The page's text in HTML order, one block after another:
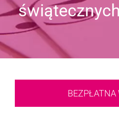
BEZPŁATNA